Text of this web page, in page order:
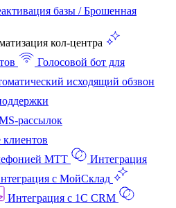
базы / Брошенная
кол‑центра
Голосовой бот для
исходящий обзвон
рассылок
МТТ
Интеграция
с МойСклад
Интеграция с 1C CRM